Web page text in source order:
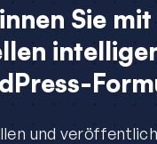
Sie
und